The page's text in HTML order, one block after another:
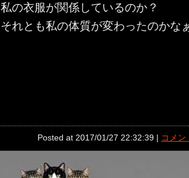
私の衣服が関係しているのか？
それとも私の体質が変わったのかな
Posted at 2017/01/27 22:32:39 | コメン